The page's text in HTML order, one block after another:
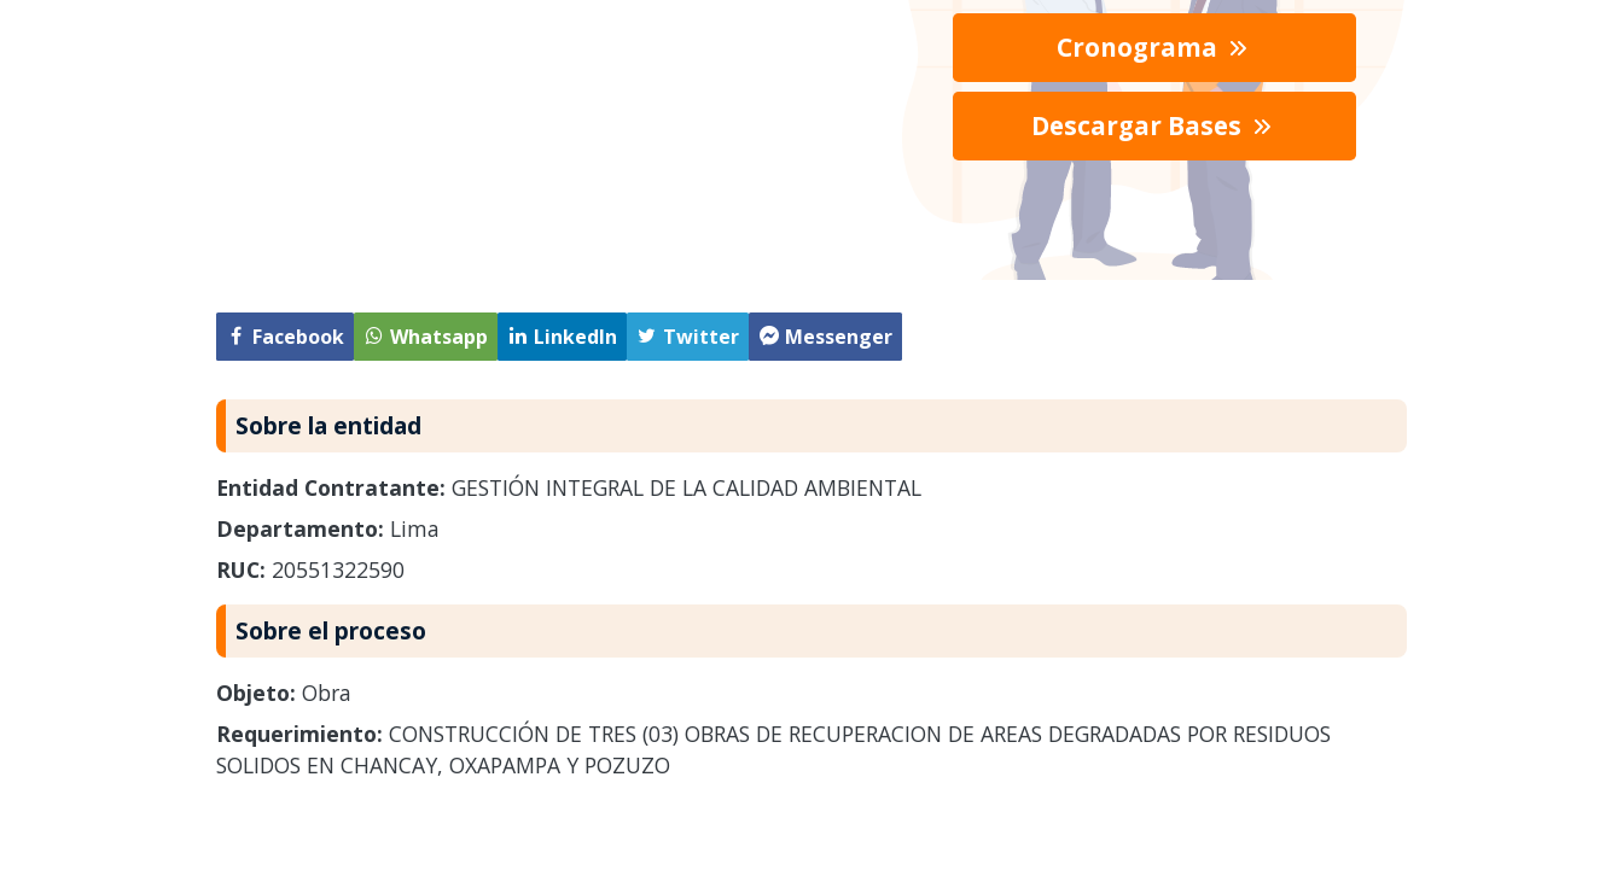
Facebook Whatsapp LinkedIn Twitter Messenger
Cronograma
Descargar Bases
Sobre la entidad
Entidad Contratante: GESTIÓN INTEGRAL DE LA CALIDAD AMBIENTAL
Departamento: Lima
RUC: 20551322590
Sobre el proceso
Objeto: Obra
Requerimiento: CONSTRUCCIÓN DE TRES (03) OBRAS DE RECUPERACION DE AREAS DEGRADADAS POR RESIDUOS
SOLIDOS EN CHANCAY, OXAPAMPA Y POZUZO